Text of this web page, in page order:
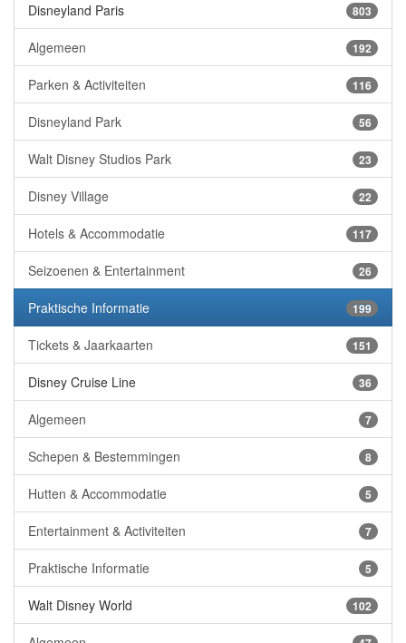
803
Disneyland Paris
192
Algemeen
116
Parken & Activiteiten
56
Disneyland Park
23
Walt Disney Studios Park
22
Disney Village
117
Hotels & Accommodatie
26
Seizoenen & Entertainment
199
Praktische Informatie
151
Tickets & Jaarkaarten
36
Disney Cruise Line
7
Algemeen
8
Schepen & Bestemmingen
5
Hutten & Accommodatie
7
Entertainment & Activiteiten
5
Praktische Informatie
102
Walt Disney World